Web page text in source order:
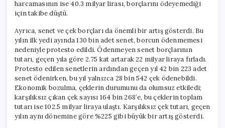
harcamasının ise 40.3 milyar lirası, borçlarını ödeyemediği
için takibe düştü.
Ayrıca, senet ve çek borçları da önemli bir artış gösterdi. Bu
yılın ilk yedi ayında 130 bin adet senet, borcun ödenmemesi
nedeniyle protesto edildi. Ödenmeyen senet borçlarının
tutarı, geçen yıla göre 2.75 kat artarak 22 milyar liraya fırladı.
Protesto edilen senetlerin ardından geçen yıl 42 bin 223 adet
senet ödenirken, bu yıl yalnızca 28 bin 542 çek ödenebildi.
Ekonomik bozulma, çeklerin durumunu da olumsuz etkiledi;
karşılıksız çıkan çek sayısı 164 bin 268’e, bu çeklerin toplam
tutarı ise 102.5 milyar liraya ulaştı. Karşılıksız çek tutarı, geçen
yılın aynı dönemine göre %225 gibi büyük bir artış gösterdi.